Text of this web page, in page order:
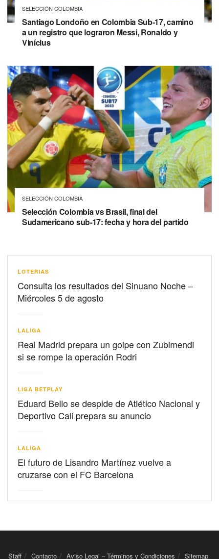
SELECCIÓN COLOMBIA
Santiago Londoño en Colombia Sub-17, camino
a un registro que lograron Messi, Ronaldo y
Vinícius
SELECCIÓN COLOMBIA
Selección Colombia vs Brasil, final del
Sudamericano sub-17: fecha y hora del partido
LOTERIAS
Consulta los resultados del Sinuano Noche –
Miércoles 5 de agosto
LALIGA
Real Madrid prepara un golpe con Zubimendi
si se rompe la operación Rodri
LIGA BETPLAY
Eduard Bello se despide de Atlético Nacional y
Deportivo Cali prepara su anuncio
LALIGA
El futuro de Lisandro Martínez vuelve a
cruzarse con el FC Barcelona
Staff Contacto Aviso Legal – Términos y Condiciones Sitemap